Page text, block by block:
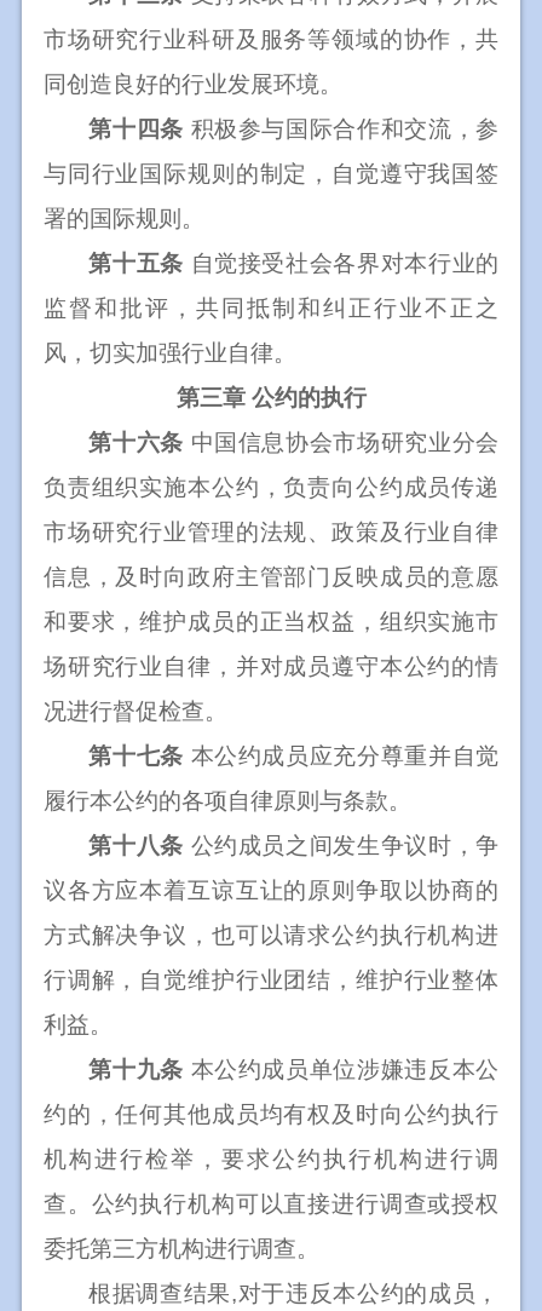
市场研究行业科研及服务等领域的协作，共
同创造良好的行业发展环境。
第十四条 积极参与国际合作和交流，参
与同行业国际规则的制定，自觉遵守我国签
署的国际规则。
第十五条 自觉接受社会各界对本行业的
监督和批评，共同抵制和纠正行业不正之
风，切实加强行业自律。
第三章 公约的执行
第十六条 中国信息协会市场研究业分会
负责组织实施本公约，负责向公约成员传递
市场研究行业管理的法规、政策及行业自律
信息，及时向政府主管部门反映成员的意愿
和要求，维护成员的正当权益，组织实施市
场研究行业自律，并对成员遵守本公约的情
况进行督促检查。
第十七条 本公约成员应充分尊重并自觉
履行本公约的各项自律原则与条款。
第十八条 公约成员之间发生争议时，争
议各方应本着互谅互让的原则争取以协商的
方式解决争议，也可以请求公约执行机构进
行调解，自觉维护行业团结，维护行业整体
利益。
第十九条 本公约成员单位涉嫌违反本公
约的，任何其他成员均有权及时向公约执行
机构进行检举，要求公约执行机构进行调
查。公约执行机构可以直接进行调查或授权
委托第三方机构进行调查。
根据调查结果,对于违反本公约的成员，